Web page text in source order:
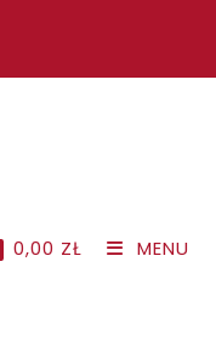
0,00 ZŁ MENU